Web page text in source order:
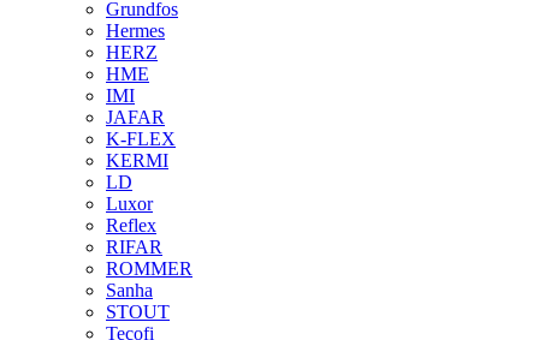
Grundfos
Hermes
HERZ
HME
IMI
JAFAR
K-FLEX
KERMI
LD
Luxor
Reflex
RIFAR
ROMMER
Sanha
STOUT
Tecofi